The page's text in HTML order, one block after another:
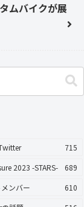
ムバイクが展
715
2023 -STARS-
689
ンバー
610